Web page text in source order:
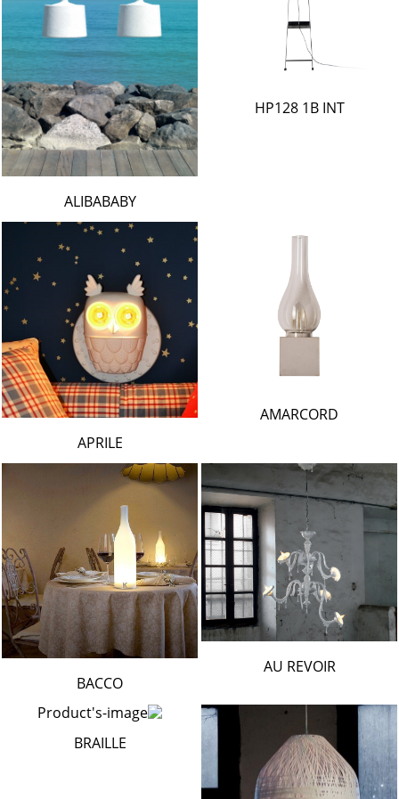
HP128 1B INT
ALIBABABY
AMARCORD
APRILE
AU REVOIR
BACCO
BRAILLE